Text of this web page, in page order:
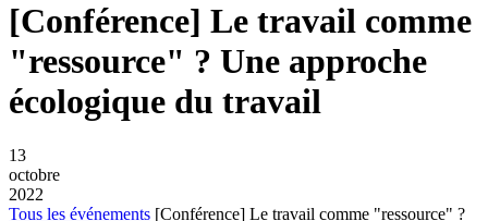
[Conférence] Le travail comme
"ressource" ? Une approche
écologique du travail
13
octobre
2022
Tous les événements [Conférence] Le travail comme "ressource" ?